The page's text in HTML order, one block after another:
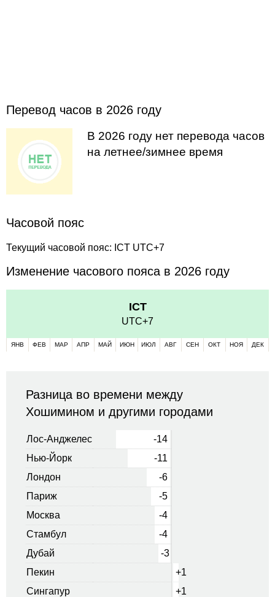
Перевод часов в 2026 году
В 2026 году нет перевода часов
на летнее/зимнее время
Часовой пояс
Текущий часовой пояс: ICT UTC+7
Изменение часового пояса в 2026 году
ICT
UTC+7
ЯНВ ФЕВ МАР АПР МАЙ ИЮН ИЮЛ АВГ СЕН ОКТ НОЯ ДЕК
Разница во времени между
Хошимином и другими городами
Лос-Анджелес
-14
Нью-Йорк
-11
Лондон
-6
Париж
-5
Москва
-4
Стамбул
-4
Дубай
-3
Пекин
+1
Сингапур
+1